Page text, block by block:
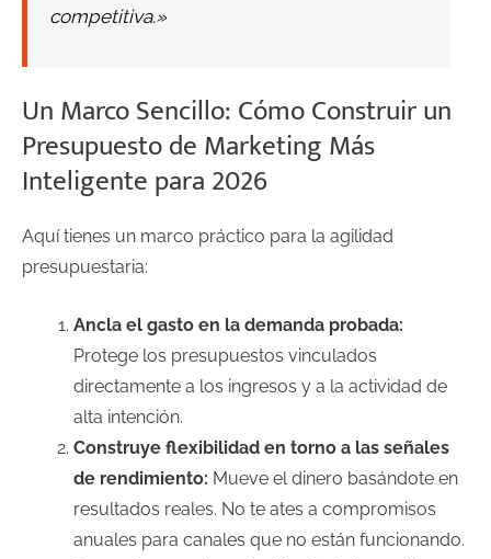
competitiva.»
Un Marco Sencillo: Cómo Construir un
Presupuesto de Marketing Más
Inteligente para 2026
Aquí tienes un marco práctico para la agilidad
presupuestaria:
Ancla el gasto en la demanda probada:
Protege los presupuestos vinculados
directamente a los ingresos y a la actividad de
alta intención.
Construye flexibilidad en torno a las señales
de rendimiento: Mueve el dinero basándote en
resultados reales. No te ates a compromisos
anuales para canales que no están funcionando.